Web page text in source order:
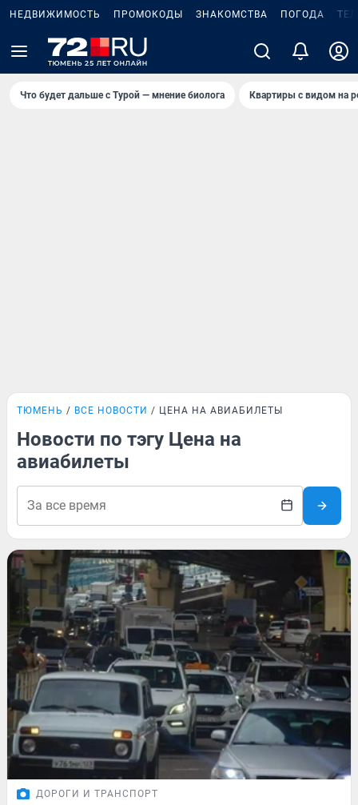
НЕДВИЖИМОСТЬ ПРОМОКОДЫ ЗНАКОМСТВА ПОГОДА
Что будет дальше с Турой — мнение биолога Квартиры с видом на
ТЮМЕНЬ ВСЕ НОВОСТИ ЦЕНА НА АВИАБИЛЕТЫ
Новости по тэгу Цена на
авиабилеты
ДОРОГИ И ТРАНСПОРТ